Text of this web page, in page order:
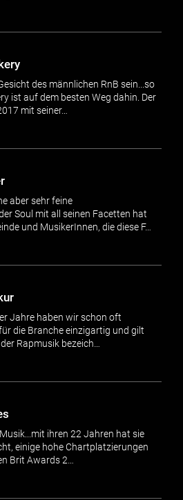
des männlichen RnB sein...so
ist auf dem besten Weg dahin. Der
mit seiner…
aber sehr feine
Soul mit all seinen Facetten hat
und MusikerInnen, die diese F…
Jahre haben wir schon oft
die Branche einzigartig und gilt
Rapmusik bezeich…
ihren 22 Jahren hat sie
einige hohe Chartplatzierungen
Brit Awards 2…